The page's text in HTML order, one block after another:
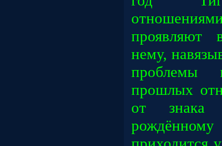
проявляют
нему,
проблемы
прошлых
от знака